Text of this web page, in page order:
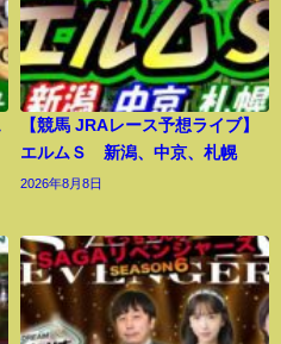
【競馬 JRAレース予想ライブ】
エルムＳ 新潟、中京、札幌
2026年8月8日